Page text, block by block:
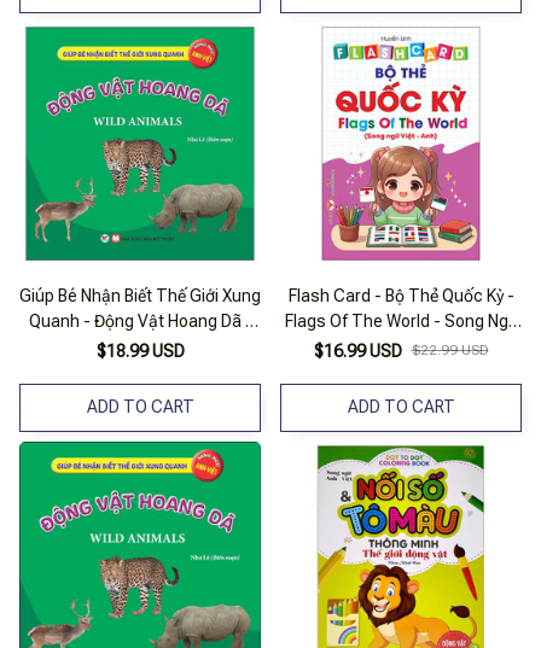
Giúp Bé Nhận Biết Thế Giới Xung
Quanh - Động Vật Hoang Dã -
Wild Animal - Song Ngữ Anh Việt
$18.99 USD
ADD TO CART
Flash Card - Bộ Thẻ Quốc Kỳ -
Flags Of The World - Song Ngữ
Việt-Anh
$16.99 USD $22.99 USD
ADD TO CART